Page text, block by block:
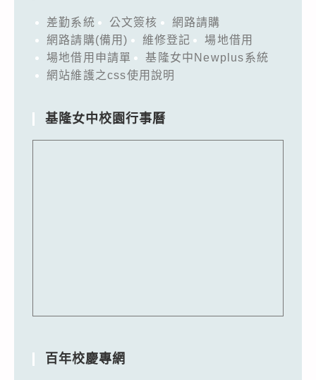
差勤系統 公文簽核
網路請購
網路請購(備用)
維修登記
場地借用
場地借用申請單
基隆女中Newplus系統
網站維護之css使用說明
基隆女中校園行事曆
百年校慶專網